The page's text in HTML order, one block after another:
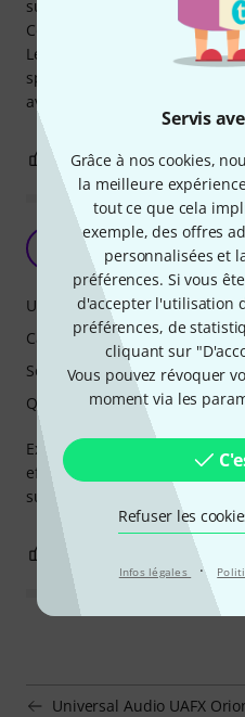
Servis
Grâce à nos cookies,
la meilleure
tout ce que cela
exemple, des offres
personnalisées et
préférences. Si vous
d'accepter l'utilisation
préférences, de
cliquant sur
Vous pouvez révoquer
moment via les
Refuser les
Infos légales ·
suis lancer.
Cette Orion est un vrai régal !
Les réglages sont simple, on
spectre sonore. C'est aussi
avec les cassettes (trop de
1 1 SIGNALER
Excellent !
JEFF
Excellent produit. Très bonne
efficaces et variés. Utilisation
surprise.
Utilisation
Caractéristiques
Son
Qualité de fabrication
SIGNALER
Universal Audio UAFX